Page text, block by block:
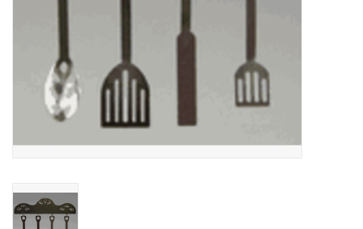
1/24ème
Halloween
Maison de souris
miniature - The Mouse